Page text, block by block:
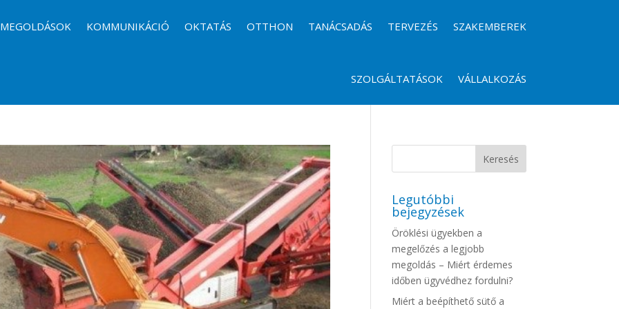
KOMMUNIKÁCIÓ OKTATÁS OTTHON TANÁCSADÁS TERVEZÉS SZAKEMBEREK
SZOLGÁLTATÁSOK VÁLLALKOZÁS
Legutóbbi
bejegyzések
Öröklési ügyekben a
megelőzés a legjobb
megoldás – Miért érdemes
időben ügyvédhez fordulni?
Miért a beépíthető sütő a